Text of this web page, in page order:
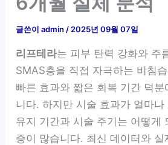
글쓴이admin / 2025년 09월 07일
리프테라는 피부 탄력 강화와 주
SMAS층을 직접 자극하는 비침
빠른 효과와 짧은 회복 기간 덕
니다. 하지만 시술 효과가 얼마
유지 기간과 시술 주기는 어떻게
증이 많습니다. 최신 데이터와 실